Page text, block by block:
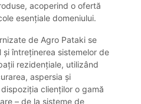
acoperind o ofertă
esențiale domeniului.
de Agro Pataki se
întreținerea sistemelor de
rezidențiale, utilizând
aspersia și
clienților o gamă
– de la sisteme de